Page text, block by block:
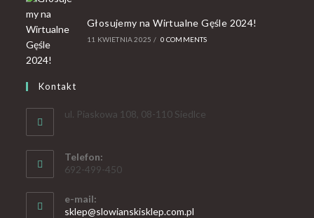
Głosujemy na Wirtualne Gęśle 2024!
11 KWIETNIA 2025 / 0 COMMENTS
Kontakt
ul. Piaskowa 108, 08-110 Siedlce
Telefon:
692-499-450
e-mail:
sklep@slowianskisklep.com.pl